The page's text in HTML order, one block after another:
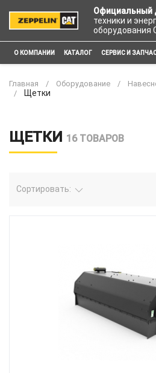
Официальный
техники и
оборудования
О КОМПАНИИ КАТАЛОГ СЕРВИС И
Главная Оборудование
Щетки
ЩЕТКИ 16 ТОВАРОВ
Сортировать: